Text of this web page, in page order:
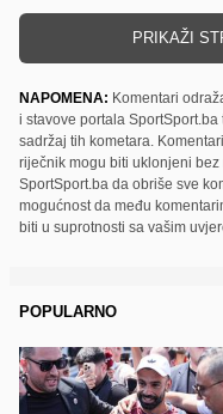
PRIKAŽI
NAPOMENA: Komentari
i stavove portala
sadržaj tih kometara.
riječnik mogu biti uklonjeni
SportSport.ba da obriše sve
mogućnost da među
biti u suprotnosti sa vašim
POPULARNO